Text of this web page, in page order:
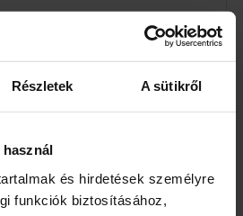
Részletek A sütikről
és hirdetések személyre
funkciók biztosításához,
üveg +
szűrő és fedél
szűrővel, levehető fém
gyógynövényekhez,